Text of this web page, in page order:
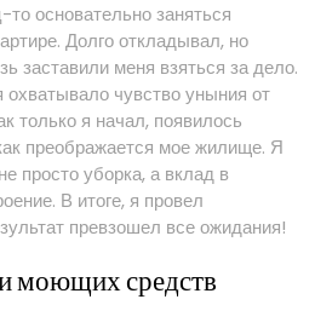
основательно заняться
Долго откладывал, но
заставили меня взяться за дело.
чувство уныния от
только я начал, появилось
преображается мое жилище. Я
просто уборка, а вклад в
В итоге, я провел
превзошел все ожидания!
моющих средств